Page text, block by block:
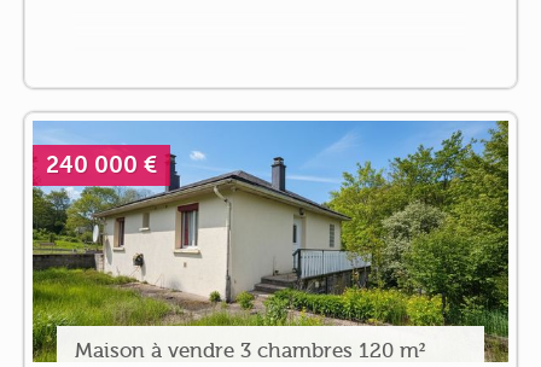
240 000 €
Maison à vendre 3 chambres 120 m²